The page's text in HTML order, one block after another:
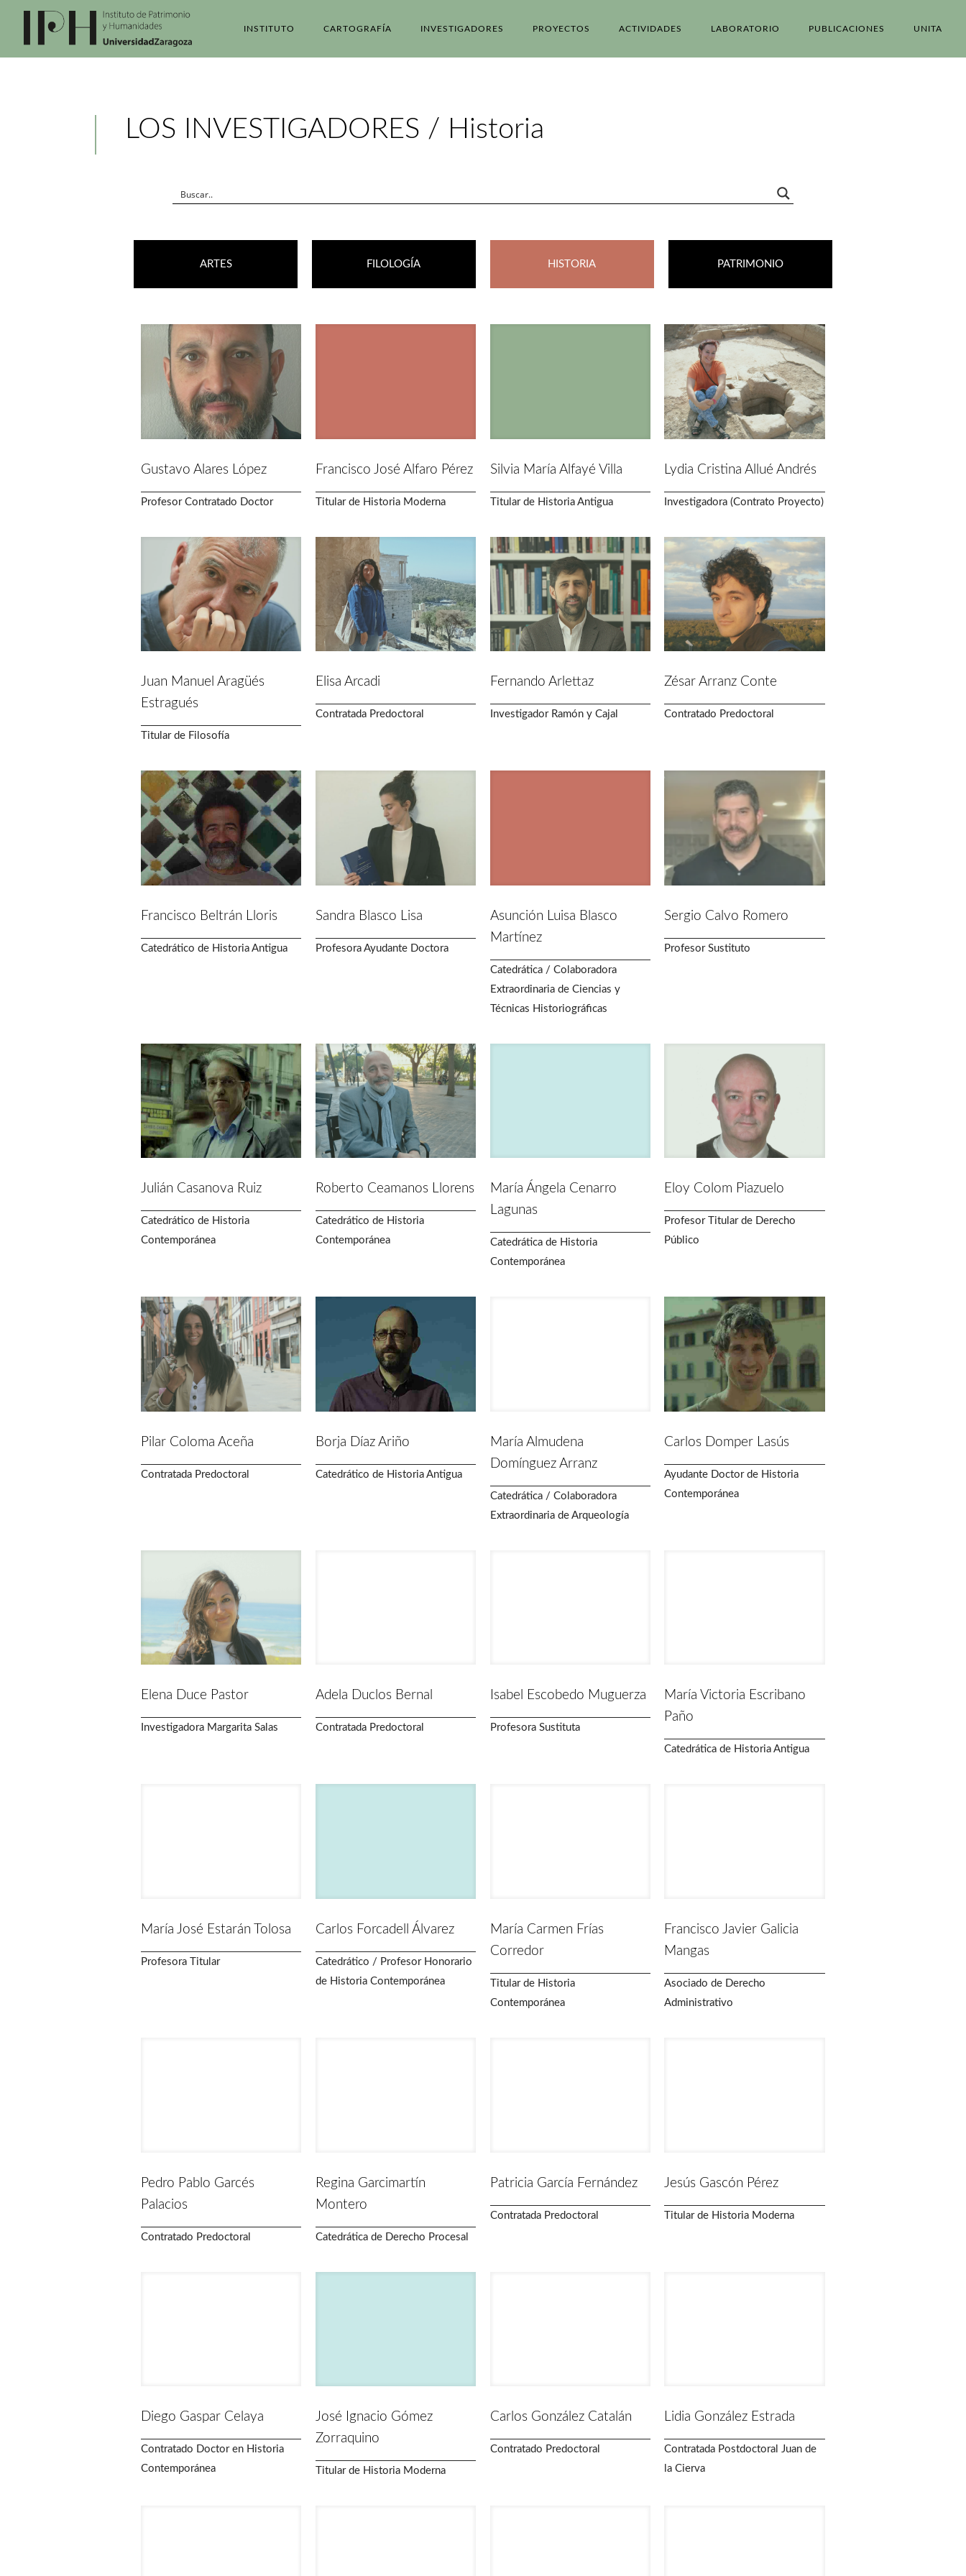
INSTITUTO CARTOGRAFÍA INVESTIGADORES PROYECTOS ACTIVIDADES LABORATORIO PUBLICACIONES UNITA
LOS INVESTIGADORES / Historia
ARTES FILOLOGÍA HISTORIA PATRIMONIO
Gustavo Alares López
Profesor Contratado Doctor
Francisco José Alfaro Pérez
Titular de Historia Moderna
Silvia María Alfayé Villa
Titular de Historia Antigua
Lydia Cristina Allué Andrés
Investigadora (Contrato Proyecto)
Juan Manuel Aragüés
Estragués
Titular de Filosofía
Elisa Arcadi
Contratada Predoctoral
Fernando Arlettaz
Investigador Ramón y Cajal
Zésar Arranz Conte
Contratado Predoctoral
Francisco Beltrán Lloris
Catedrático de Historia Antigua
Sandra Blasco Lisa
Profesora Ayudante Doctora
Asunción Luisa Blasco
Martínez
Catedrática / Colaboradora
Extraordinaria de Ciencias y
Técnicas Historiográficas
Sergio Calvo Romero
Profesor Sustituto
Julián Casanova Ruiz
Catedrático de Historia
Contemporánea
Roberto Ceamanos Llorens
Catedrático de Historia
Contemporánea
María Ángela Cenarro
Lagunas
Catedrática de Historia
Contemporánea
Eloy Colom Piazuelo
Profesor Titular de Derecho
Público
Pilar Coloma Aceña
Contratada Predoctoral
Borja Díaz Ariño
Catedrático de Historia Antigua
María Almudena
Domínguez Arranz
Catedrática / Colaboradora
Extraordinaria de Arqueología
Carlos Domper Lasús
Ayudante Doctor de Historia
Contemporánea
Elena Duce Pastor
Investigadora Margarita Salas
Adela Duclos Bernal
Contratada Predoctoral
Isabel Escobedo Muguerza
Profesora Sustituta
María Victoria Escribano
Paño
Catedrática de Historia Antigua
María José Estarán Tolosa
Profesora Titular
Carlos Forcadell Álvarez
Catedrático / Profesor Honorario
de Historia Contemporánea
María Carmen Frías
Corredor
Titular de Historia
Contemporánea
Francisco Javier Galicia
Mangas
Asociado de Derecho
Administrativo
Pedro Pablo Garcés
Palacios
Contratado Predoctoral
Regina Garcimartín
Montero
Catedrática de Derecho Procesal
Patricia García Fernández
Contratada Predoctoral
Jesús Gascón Pérez
Titular de Historia Moderna
Diego Gaspar Celaya
Contratado Doctor en Historia
Contemporánea
José Ignacio Gómez
Zorraquino
Titular de Historia Moderna
Carlos González Catalán
Contratado Predoctoral
Lidia González Estrada
Contratada Postdoctoral Juan de
la Cierva